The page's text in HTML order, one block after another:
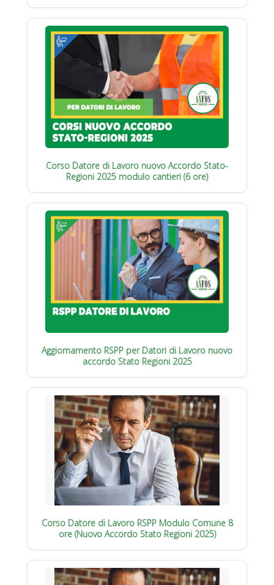
Corso Datore di Lavoro nuovo Accordo Stato-
Regioni 2025 modulo cantieri (6 ore)
Aggiornamento RSPP per Datori di Lavoro nuovo
accordo Stato Regioni 2025
Corso Datore di Lavoro RSPP Modulo Comune 8
ore (Nuovo Accordo Stato Regioni 2025)